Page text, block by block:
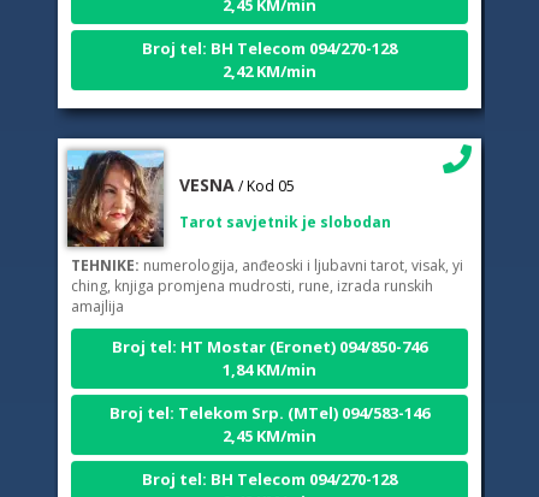
Broj tel: BH Telecom 094/270-128
2,42 KM/min
TEHNIKE:numerologija, anđeoski i ljubavni tarot, visak, yi
ching, knjiga promjena mudrosti, rune, izrada runskih
amajlija
Broj tel: HT Mostar (Eronet) 094/850-746
1,84 KM/min
Broj tel: Telekom Srp. (MTel) 094/583-146
2,45 KM/min
Broj tel: BH Telecom 094/270-128
2,42 KM/min